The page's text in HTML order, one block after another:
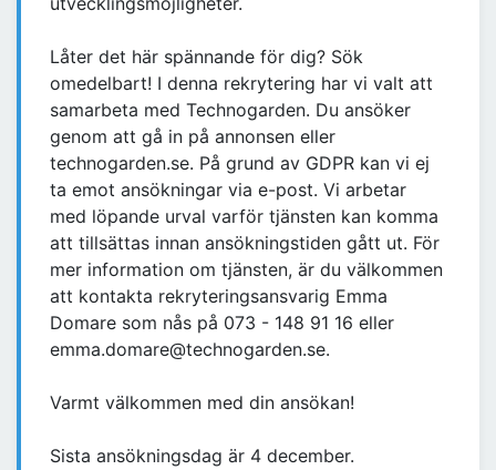
Låter det här spännande för dig? Sök
omedelbart! I denna rekrytering har vi valt att
samarbeta med Technogarden. Du ansöker
genom att gå in på annonsen eller
technogarden.se. På grund av GDPR kan vi ej
ta emot ansökningar via e-post. Vi arbetar
med löpande urval varför tjänsten kan komma
att tillsättas innan ansökningstiden gått ut. För
mer information om tjänsten, är du välkommen
att kontakta rekryteringsansvarig Emma
Domare som nås på 073 - 148 91 16 eller
emma.domare@technogarden.se.
Varmt välkommen med din ansökan!
Sista ansökningsdag är 4 december.